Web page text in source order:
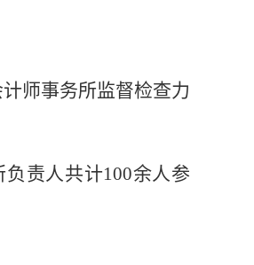
师事务所监督检查力
负责人共计100余人参